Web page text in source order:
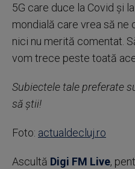
5G care duce la Covid și
mondială care vrea să ne
nici nu merită comentat.
vom trece peste toată
Subiectele tale preferate
să știi!
Foto: actualdecluj.ro
Ascultă Digi FM Live,